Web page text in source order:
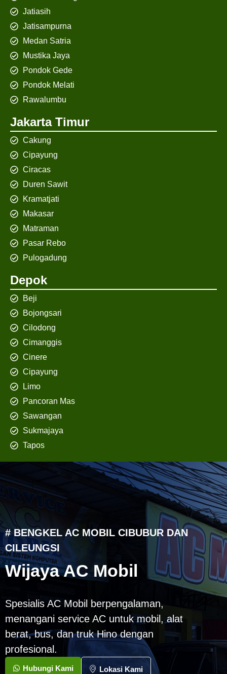
Jatiasih
Jatisampurna
Medan Satria
Mustika Jaya
Pondok Gede
Pondok Melati
Rawalumbu
Jakarta Timur
Cakung
Cipayung
Ciracas
Duren Sawit
Kramatjati
Makasar
Matraman
Pasar Rebo
Pulogadung
Depok
Beji
Bojongsari
Cilodong
Cimanggis
Cinere
Cipayung
Limo
Pancoran Mas
Sawangan
Sukmajaya
Tapos
# BENGKEL AC MOBIL CIBUBUR DAN
CILEUNGSI
Wijaya AC Mobil
Spesialis AC Mobil berpengalaman,
menangani service AC untuk mobil, alat
berat, bus, dan truk Hino dengan
profesional.
Hubungi Kami Lokasi Kami